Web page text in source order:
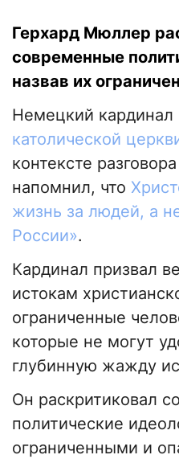
Герхард Мюллер
современные
назвав их
Немецкий кардинал
католической
контексте
напомнил, что
жизнь за людей, а
России».
Кардинал призвал
истокам
ограниченные
которые не могут
глубинную жажду
Он раскритиковал
политические
ограниченными и